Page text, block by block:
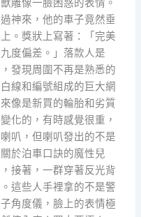
雕像一臉困惑的表情。
神來，他的車子竟然垂
。獎狀上寫著：「完美
度偏差。」落款人是
發現周圍不再是熟悉的
線和編號組成的巨大網
像是新買的輪胎和劣質
化的，有時感覺很重，
叭，但喇叭發出的不是
於泊車口訣的魔性兒
接著，一群穿著反光背
這些人手裡拿的不是警
角度儀，臉上的表情極